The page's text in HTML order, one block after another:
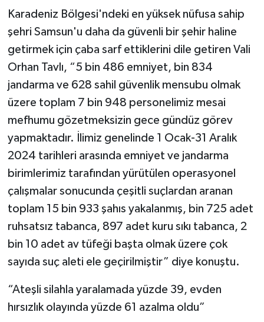
Karadeniz Bölgesi'ndeki en yüksek nüfusa sahip
şehri Samsun'u daha da güvenli bir şehir haline
getirmek için çaba sarf ettiklerini dile getiren Vali
Orhan Tavlı, “5 bin 486 emniyet, bin 834
jandarma ve 628 sahil güvenlik mensubu olmak
üzere toplam 7 bin 948 personelimiz mesai
mefhumu gözetmeksizin gece gündüz görev
yapmaktadır. İlimiz genelinde 1 Ocak-31 Aralık
2024 tarihleri arasında emniyet ve jandarma
birimlerimiz tarafından yürütülen operasyonel
çalışmalar sonucunda çeşitli suçlardan aranan
toplam 15 bin 933 şahıs yakalanmış, bin 725 adet
ruhsatsız tabanca, 897 adet kuru sıkı tabanca, 2
bin 10 adet av tüfeği başta olmak üzere çok
sayıda suç aleti ele geçirilmiştir” diye konuştu.
“Ateşli silahla yaralamada yüzde 39, evden
hırsızlık olayında yüzde 61 azalma oldu”